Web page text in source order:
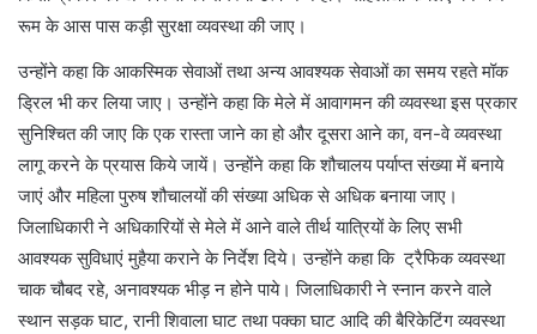
रूम के आस पास कड़ी सुरक्षा व्यवस्था की जाए।
उन्होंने कहा कि आकस्मिक सेवाओं तथा अन्य आवश्यक सेवाओं का समय रहते मॉक
ड्रिल भी कर लिया जाए। उन्होंने कहा कि मेले में आवागमन की व्यवस्था इस प्रकार
सुनिश्चित की जाए कि एक रास्ता जाने का हो और दूसरा आने का, वन-वे व्यवस्था
लागू करने के प्रयास किये जायें। उन्होंने कहा कि शौचालय पर्याप्त संख्या में बनाये
जाएं और महिला पुरुष शौचालयों की संख्या अधिक से अधिक बनाया जाए।
जिलाधिकारी ने अधिकारियों से मेले में आने वाले तीर्थ यात्रियों के लिए सभी
आवश्यक सुविधाएं मुहैया कराने के निर्देश दिये। उन्होंने कहा कि ट्रैफिक व्यवस्था
चाक चौबद रहे, अनावश्यक भीड़ न होने पाये। जिलाधिकारी ने स्नान करने वाले
स्थान सड़क घाट, रानी शिवाला घाट तथा पक्का घाट आदि की बैरिकेटिंग व्यवस्था